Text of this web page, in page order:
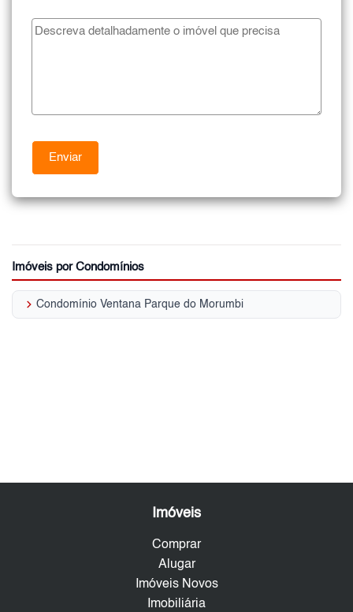
Imóveis por Condomínios
keyboard_arrow_right Condomínio Ventana Parque do Morumbi
Imóveis
Comprar
Alugar
Imóveis Novos
Imobiliária